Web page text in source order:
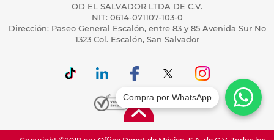
OD EL SALVADOR LTDA DE C.V.
NIT: 0614-071107-103-0
Dirección: Paseo General Escalón, entre 83 y 85 Avenida Sur No
1323 Col. Escalón, San Salvador
Compra por WhatsApp